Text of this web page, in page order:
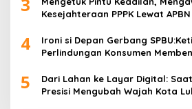
Kesejahteraan PPPK Lewat APBN
4
Ironi si Depan Gerbang
Perlindungan Konsumen
5
Dari Lahan ke Layar Digital:
Presisi